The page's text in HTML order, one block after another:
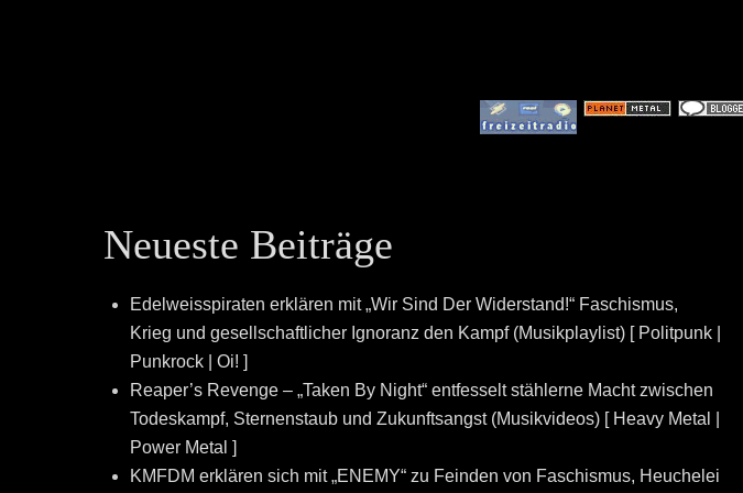
Neueste Beiträge
Edelweisspiraten erklären mit „Wir Sind Der Widerstand!“ Faschismus,
Krieg und gesellschaftlicher Ignoranz den Kampf (Musikplaylist) [ Politpunk |
Punkrock | Oi! ]
Reaper’s Revenge – „Taken By Night“ entfesselt stählerne Macht zwischen
Todeskampf, Sternenstaub und Zukunftsangst (Musikvideos) [ Heavy Metal |
Power Metal ]
KMFDM erklären sich mit „ENEMY“ zu Feinden von Faschismus, Heuchelei